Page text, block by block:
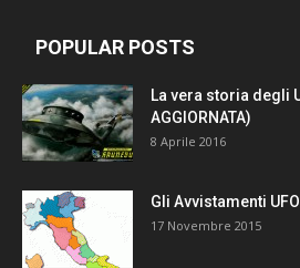
POPULAR POSTS
La vera storia degli
AGGIORNATA)
8 Aprile 2016
Gli Avvistamenti
17 Novembre 2015